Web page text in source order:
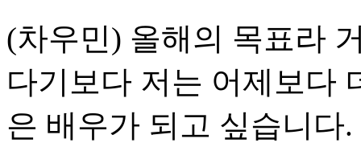
(차우민) 올해의 목표라
다기보다 저는 어제보다
은 배우가 되고 싶습니다